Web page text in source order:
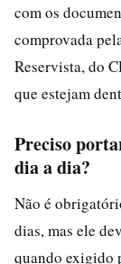
com os
comprovada
Reservista, do
que estejam
Preciso
dia a dia?
Não é
dias, mas ele
quando exigido